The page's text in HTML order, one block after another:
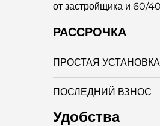
от застройщика и 60/
РАССРОЧКА
ПРОСТАЯ УСТАНОВКА
ПОСЛЕДНИЙ ВЗНОС
Удобства